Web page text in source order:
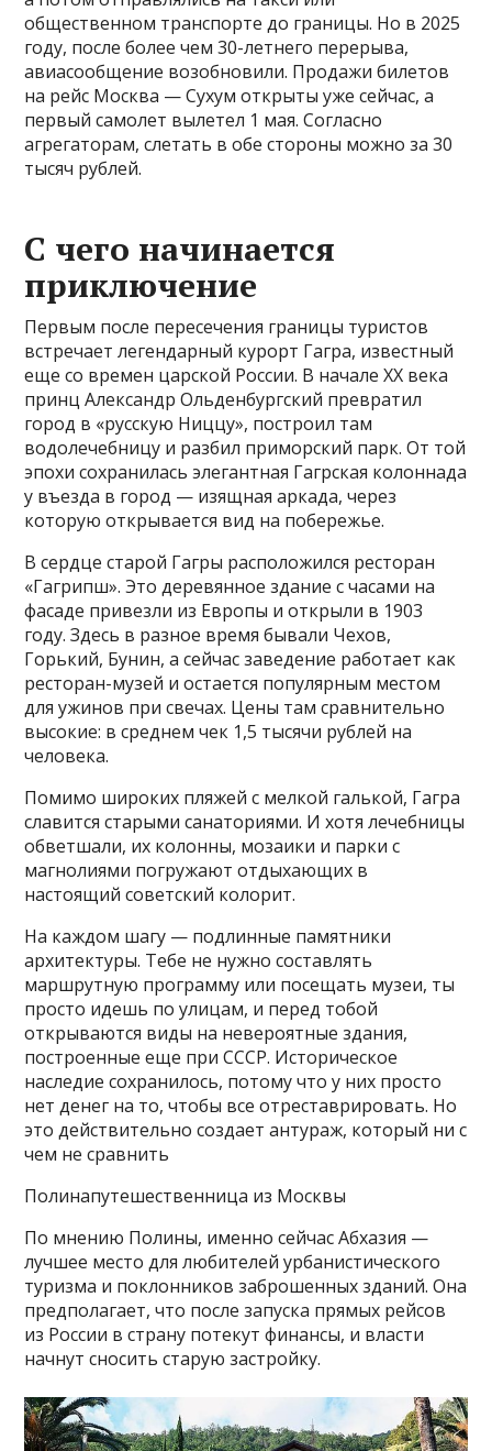
общественном транспорте до границы. Но в 2025
году, после более чем 30-летнего перерыва,
авиасообщение возобновили. Продажи билетов
на рейс Москва — Сухум открыты уже сейчас, а
первый самолет вылетел 1 мая. Согласно
агрегаторам, слетать в обе стороны можно за 30
тысяч рублей.
С чего начинается
приключение
Первым после пересечения границы туристов
встречает легендарный курорт Гагра, известный
еще со времен царской России. В начале XX века
принц Александр Ольденбургский превратил
город в «русскую Ниццу», построил там
водолечебницу и разбил приморский парк. От той
эпохи сохранилась элегантная Гагрская колоннада
у въезда в город — изящная аркада, через
которую открывается вид на побережье.
В сердце старой Гагры расположился ресторан
«Гагрипш». Это деревянное здание с часами на
фасаде привезли из Европы и открыли в 1903
году. Здесь в разное время бывали Чехов,
Горький, Бунин, а сейчас заведение работает как
ресторан-музей и остается популярным местом
для ужинов при свечах. Цены там сравнительно
высокие: в среднем чек 1,5 тысячи рублей на
человека.
Помимо широких пляжей с мелкой галькой, Гагра
славится старыми санаториями. И хотя лечебницы
обветшали, их колонны, мозаики и парки с
магнолиями погружают отдыхающих в
настоящий советский колорит.
На каждом шагу — подлинные памятники
архитектуры. Тебе не нужно составлять
маршрутную программу или посещать музеи, ты
просто идешь по улицам, и перед тобой
открываются виды на невероятные здания,
построенные еще при СССР. Историческое
наследие сохранилось, потому что у них просто
нет денег на то, чтобы все отреставрировать. Но
это действительно создает антураж, который ни с
чем не сравнить
Полинапутешественница из Москвы
По мнению Полины, именно сейчас Абхазия —
лучшее место для любителей урбанистического
туризма и поклонников заброшенных зданий. Она
предполагает, что после запуска прямых рейсов
из России в страну потекут финансы, и власти
начнут сносить старую застройку.